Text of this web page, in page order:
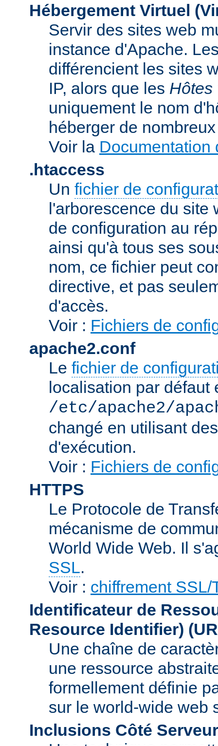
Hébergement Virtuel
Servir des sites web
instance d'Apache.
différencient les sites
IP, alors que les Hôtes
uniquement le nom
héberger de
Voir la Documentation
.htaccess
Un fichier de
l'arborescence du
de configuration au
ainsi qu'à tous ses
nom, ce fichier peut
directive, et pas
d'accès.
Voir : Fichiers de
apache2.conf
Le fichier de
localisation par défaut
/etc/apache2/
changé en utilisant
d'exécution.
Voir : Fichiers de
HTTPS
Le Protocole de
mécanisme de
World Wide Web. Il
SSL.
Voir : chiffrement SSL/
Identificateur de
Resource Identifier)
Une chaîne de
une ressource
formellement définie
sur le world-wide web
Inclusions Côté